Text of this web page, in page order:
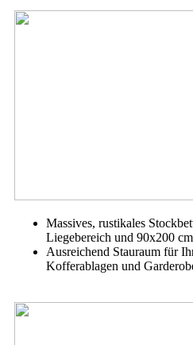
Massives, rustikales
Liegebereich und 90x200
Ausreichend Stauraum für
Kofferablagen und